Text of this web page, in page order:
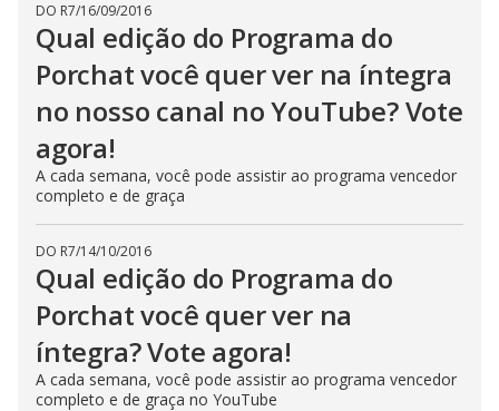
DO R7/16/09/2016
Qual edição do Programa do
Porchat você quer ver na íntegra
no nosso canal no YouTube? Vote
agora!
A cada semana, você pode assistir ao programa vencedor
completo e de graça
DO R7/14/10/2016
Qual edição do Programa do
Porchat você quer ver na
íntegra? Vote agora!
A cada semana, você pode assistir ao programa vencedor
completo e de graça no YouTube